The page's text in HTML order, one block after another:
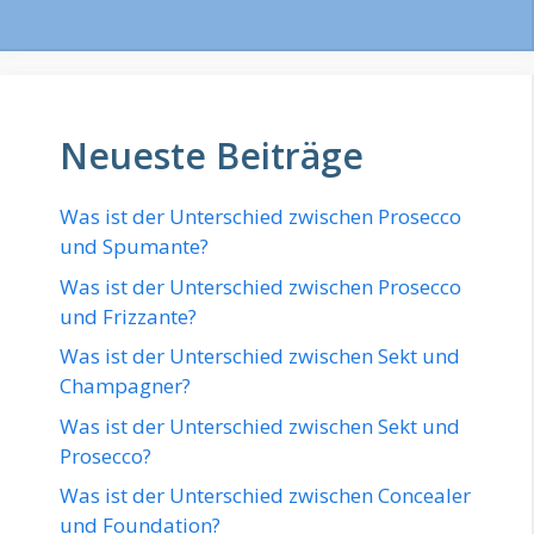
Neueste Beiträge
Was ist der Unterschied zwischen Prosecco
und Spumante?
Was ist der Unterschied zwischen Prosecco
und Frizzante?
Was ist der Unterschied zwischen Sekt und
Champagner?
Was ist der Unterschied zwischen Sekt und
Prosecco?
Was ist der Unterschied zwischen Concealer
und Foundation?